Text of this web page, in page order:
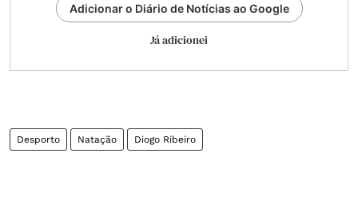
Adicionar o Diário de Notícias ao Google
Já adicionei
Desporto Natação Diogo Ribeiro